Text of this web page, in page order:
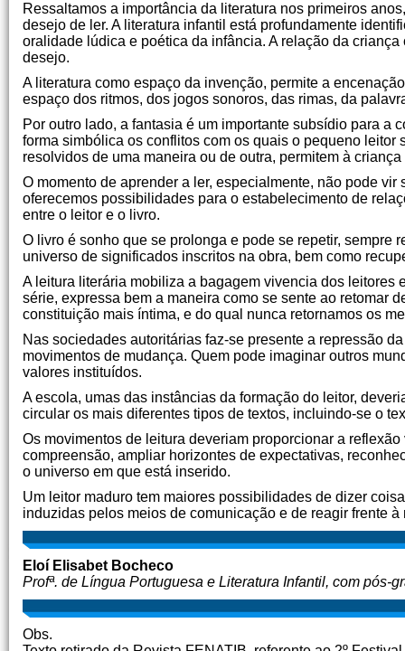
Ressaltamos a importância da literatura nos primeiros
desejo de ler. A literatura infantil está profundamente
oralidade lúdica e poética da infância. A relação da
desejo.
A literatura como espaço da invenção, permite a
espaço dos ritmos, dos jogos sonoros, das rimas, da
Por outro lado, a fantasia é um importante subsídio para a
forma simbólica os conflitos com os quais o pequeno
resolvidos de uma maneira ou de outra, permitem à
O momento de aprender a ler, especialmente, não pode
oferecemos possibilidades para o estabelecimento de
entre o leitor e o livro.
O livro é sonho que se prolonga e pode se repetir,
universo de significados inscritos na obra, bem como
A leitura literária mobiliza a bagagem vivencia dos leitores
série, expressa bem a maneira como se sente ao retomar
constituição mais íntima, e do qual nunca retornamos os
Nas sociedades autoritárias faz-se presente a repressão
movimentos de mudança. Quem pode imaginar outros
valores instituídos.
A escola, umas das instâncias da formação do leitor,
circular os mais diferentes tipos de textos, incluindo-se o
Os movimentos de leitura deveriam proporcionar a
compreensão, ampliar horizontes de expectativas,
o universo em que está inserido.
Um leitor maduro tem maiores possibilidades de dizer
induzidas pelos meios de comunicação e de reagir frente
Eloí Elisabet Bocheco
Profª. de Língua Portuguesa e Literatura Infantil, com pós-
Obs.